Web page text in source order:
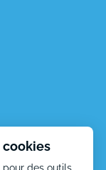
Prestations
Tarifs
cookies